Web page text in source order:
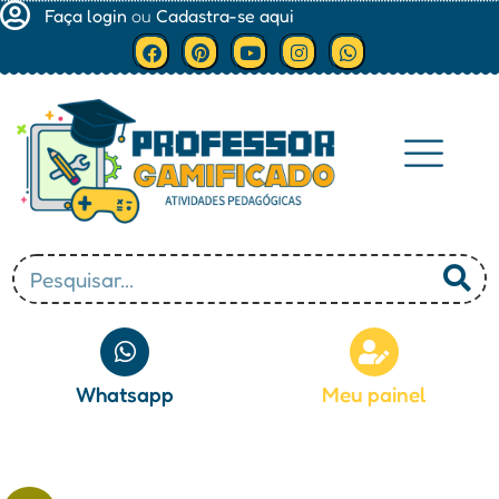
Faça login ou Cadastra-se aqui
Whatsapp Meu painel